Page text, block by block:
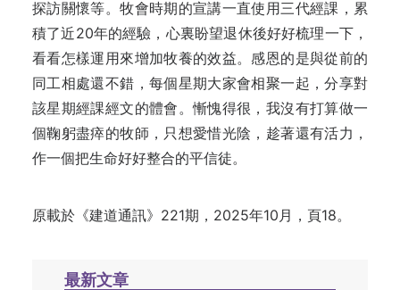
探訪關懷等。牧會時期的宣講一直使用三代經課，累
積了近20年的經驗，心裏盼望退休後好好梳理一下，
看看怎樣運用來增加牧養的效益。感恩的是與從前的
同工相處還不錯，每個星期大家會相聚一起，分享對
該星期經課經文的體會。慚愧得很，我沒有打算做一
個鞠躬盡瘁的牧師，只想愛惜光陰，趁著還有活力，
作一個把生命好好整合的平信徒。
原載於《建道通訊》221期，2025年10月，頁18。
最新文章